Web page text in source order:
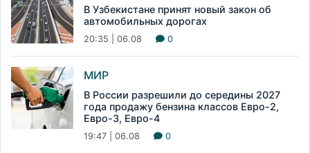
В Узбекистане принят новый закон об
автомобильных дорогах
20:35 | 06.08 0
МИР
В России разрешили до середины 2027
года продажу бензина классов Евро-2,
Евро-3, Евро-4
19:47 | 06.08 0